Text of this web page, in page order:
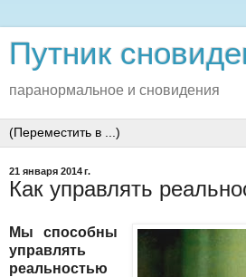
Путник
паранормальное и сновидения
21 января 2014 г.
Как управлять
Мы способны
управлять
реальностью